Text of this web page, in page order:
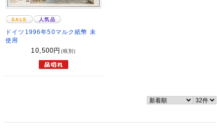
SALE 人気品
ドイツ1996年50マルク紙幣 未
使用
10,500 円 (税別)